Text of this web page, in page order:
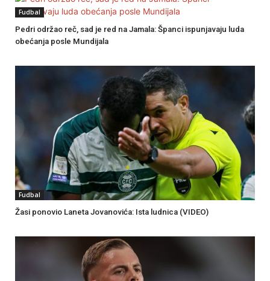
Fudbal
Pedri održao reč, sad je red na Jamala: Španci ispunjavaju luda
obećanja posle Mundijala
Fudbal
Žasi ponovio Laneta Jovanovića: Ista ludnica (VIDEO)